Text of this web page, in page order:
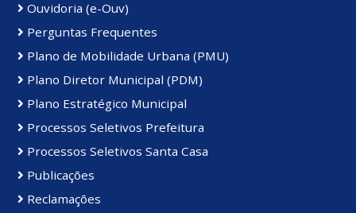
Ouvidoria (e-Ouv)
Perguntas Frequentes
Plano de Mobilidade Urbana (PMU)
Plano Diretor Municipal (PDM)
Plano Estratégico Municipal
Processos Seletivos Prefeitura
Processos Seletivos Santa Casa
Publicações
Reclamações